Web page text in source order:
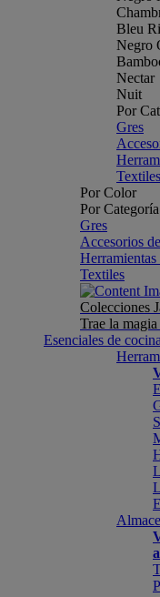
Bleu
Negro
Nectar
Nuit
Por
Gres
Textiles
Por Color
Por Categoría
Gres
Accesorios
Herramientas
Textiles
Colecciones
Trae la
Esenciales de cocina